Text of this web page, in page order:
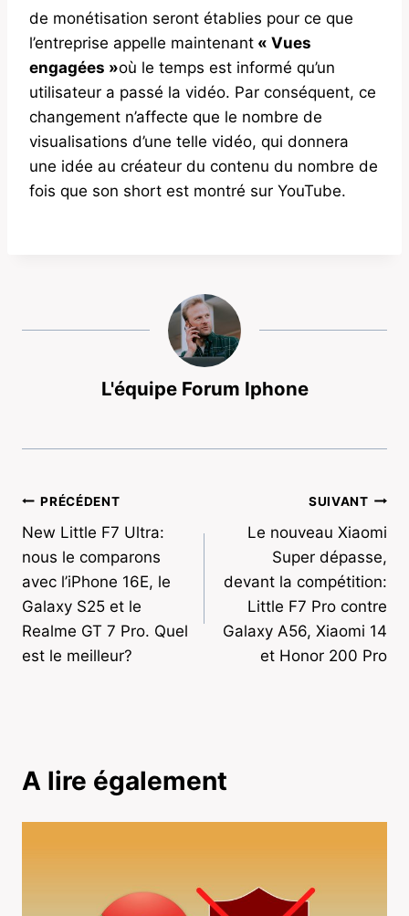
de monétisation seront établies pour ce que
l’entreprise appelle maintenant « Vues
engagées »où le temps est informé qu’un
utilisateur a passé la vidéo. Par conséquent, ce
changement n’affecte que le nombre de
visualisations d’une telle vidéo, qui donnera
une idée au créateur du contenu du nombre de
fois que son short est montré sur YouTube.
L'équipe Forum Iphone
Navigation
de
l’article
PRÉCÉDENT
New Little F7 Ultra:
nous le comparons
avec l’iPhone 16E, le
Galaxy S25 et le
Realme GT 7 Pro. Quel
est le meilleur?
SUIVANT
Le nouveau Xiaomi
Super dépasse,
devant la compétition:
Little F7 Pro contre
Galaxy A56, Xiaomi 14
et Honor 200 Pro
A lire également